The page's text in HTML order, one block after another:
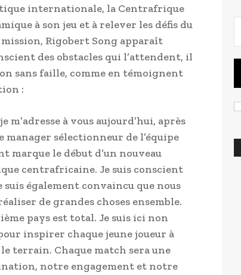
internationale, la Centrafrique
à son jeu et à relever les défis du
Rigobert Song apparaît
des obstacles qui l’attendent, il
sans faille, comme en témoignent
:
m’adresse à vous aujourd’hui, après
manager sélectionneur de l’équipe
marque le début d’un nouveau
centrafricaine. Je suis conscient
également convaincu que nous
de grandes choses ensemble.
pays est total. Je suis ici non
inspirer chaque jeune joueur à
terrain. Chaque match sera une
notre engagement et notre